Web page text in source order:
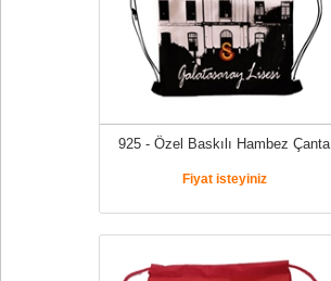
925 - Özel Baskılı Hambez Çanta
Fiyat isteyiniz